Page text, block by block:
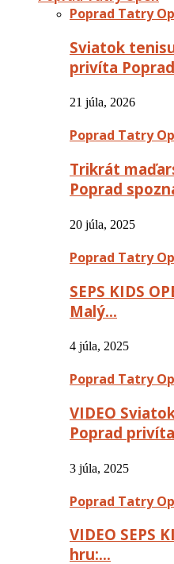
Poprad Tatry
Sviatok
privíta
21 júla, 2026
Poprad Tatry
Trikrát
Poprad
20 júla, 2025
Poprad Tatry
SEPS KIDS
Malý…
4 júla, 2025
Poprad Tatry
VIDEO
Poprad
3 júla, 2025
Poprad Tatry
VIDEO SEPS
hru:…